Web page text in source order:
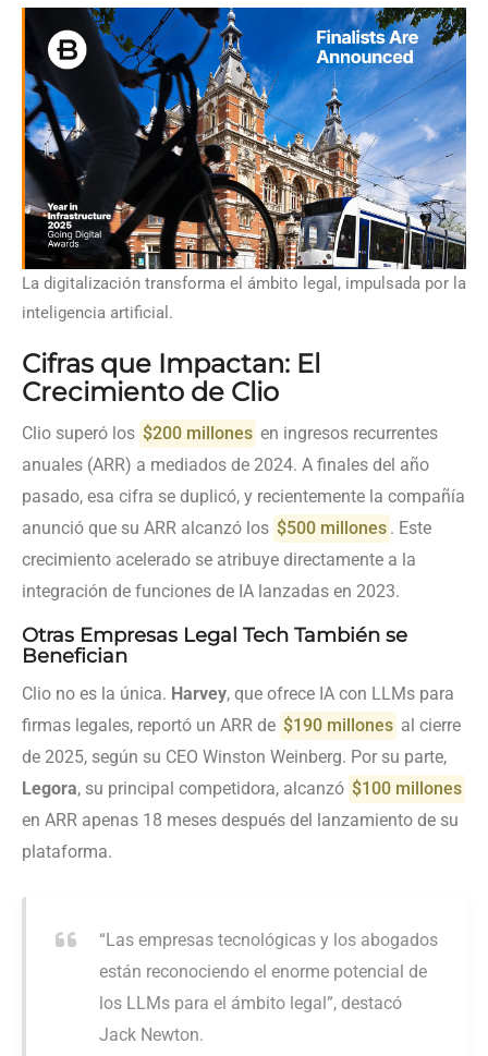
La digitalización transforma el ámbito legal, impulsada por la
inteligencia artificial.
Cifras que Impactan: El
Crecimiento de Clio
Clio superó los $200 millones en ingresos recurrentes
anuales (ARR) a mediados de 2024. A finales del año
pasado, esa cifra se duplicó, y recientemente la compañía
anunció que su ARR alcanzó los $500 millones . Este
crecimiento acelerado se atribuye directamente a la
integración de funciones de IA lanzadas en 2023.
Otras Empresas Legal Tech También se
Benefician
Clio no es la única. Harvey, que ofrece IA con LLMs para
firmas legales, reportó un ARR de $190 millones al cierre
de 2025, según su CEO Winston Weinberg. Por su parte,
Legora, su principal competidora, alcanzó $100 millones
en ARR apenas 18 meses después del lanzamiento de su
plataforma.
“Las empresas tecnológicas y los abogados
están reconociendo el enorme potencial de
los LLMs para el ámbito legal”, destacó
Jack Newton.